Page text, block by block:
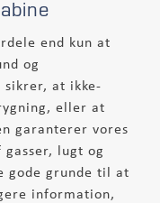
end kun at
og
sikrer, at ikke-
eller at
garanterer vores
lugt og
gode grunde til at
information,